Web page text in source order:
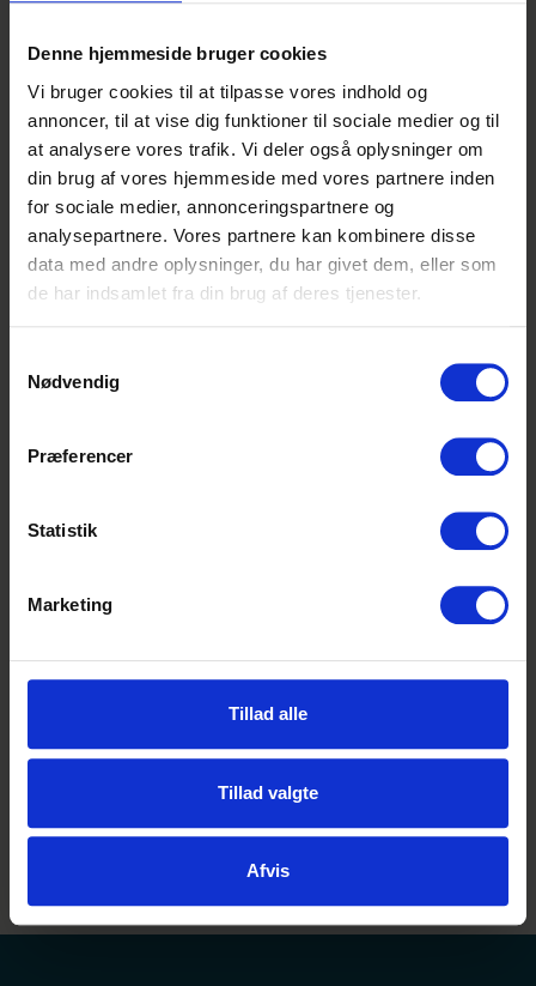
Denne hjemmeside bruger cookies
Vi bruger cookies til at tilpasse vores indhold og
annoncer, til at vise dig funktioner til sociale medier og til
at analysere vores trafik. Vi deler også oplysninger om
din brug af vores hjemmeside med vores partnere inden
for sociale medier, annonceringspartnere og
analysepartnere. Vores partnere kan kombinere disse
data med andre oplysninger, du har givet dem, eller som
de har indsamlet fra din brug af deres tjenester.
Nødvendig
Præferencer
Statistik
Marketing
Tillad alle
Tillad valgte
Afvis
Lignende annoncer
Gourmetslagterelev med speciale i
pølsemageri - Horsens
Bilka
Horsens Indrykket i går
Svendborg
Indrykket 2 dage siden
føtex
Delikatesseelev - Horsens
Horsens Indrykket 3 dage siden
Denne
annonce er
udløbet